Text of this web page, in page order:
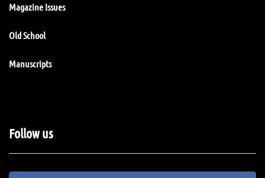
Magazine Issues
Old School
Manuscripts
Follow us